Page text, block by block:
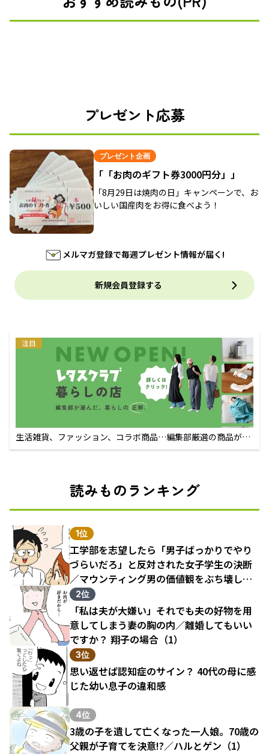
プレゼント応募
プレゼント企画
「「お肉のギフト券3000円分」」
「8月29日は焼肉の日」キャンペーンで、お
いしい国産肉をお得に食べよう！
メルマガ登録で毎週プレゼント情報が届く!
新規会員登録する
注目
生活雑貨、ファッション、コラボ商品…編集部厳選の商品が買
えるECサイト
読みものランキング
1位
工学部を志望したら「男子ばっかりでやり
づらいだろ」と反対された女子学生の決断
／マウンティング男の価値観をぶち壊した
結果（1）
2位
「私は夫が大嫌い」それでも夫の好物を用
意してしまう妻の胸の内／離婚してもいい
ですか？ 翔子の場合（1）
3位
思い返せば認知症のサイン？ 40代の母に感
じた幼い息子の違和感
4位
3歳の子を遺して亡くなった一人娘。70歳の
父親が子育てを決意!?／ハルとゲン（1）